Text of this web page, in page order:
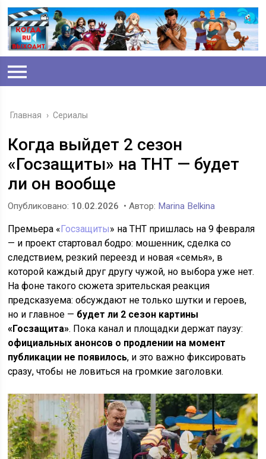
Главная › Сериалы
Когда выйдет 2 сезон
«Госзащиты» на ТНТ — будет
ли он вообще
Опубликовано: 10.02.2026 • Автор: Marina Belkina
Премьера « Госзащиты» на ТНТ пришлась на 9 февраля
— и проект стартовал бодро: мошенник, сделка со
следствием, резкий переезд и новая «семья», в
которой каждый друг другу чужой, но выбора уже нет.
На фоне такого сюжета зрительская реакция
предсказуема: обсуждают не только шутки и героев,
но и главное — будет ли 2 сезон картины
«Госзащита». Пока канал и площадки держат паузу:
официальных анонсов о продлении на момент
публикации не появилось, и это важно фиксировать
сразу, чтобы не ловиться на громкие заголовки.